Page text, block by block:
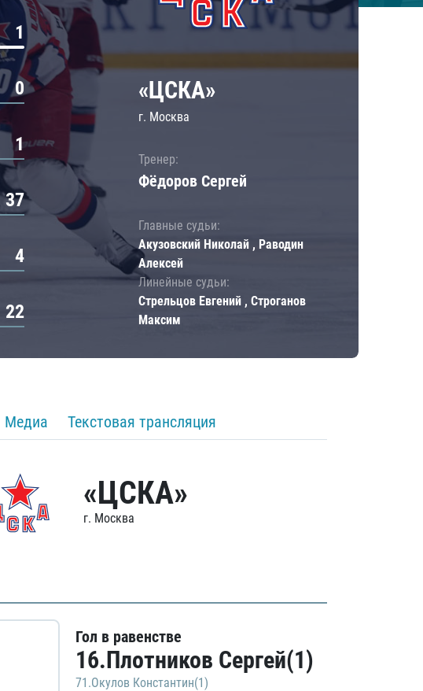
1
0
1
37
4
22
«ЦСКА»
г. Москва
Тренер:
Фёдоров Сергей
Главные судьи:
Акузовский Николай , Раводин
Алексей
Линейные судьи:
Стрельцов Евгений , Строганов
Максим
Медиа Текстовая трансляция
«ЦСКА»
г. Москва
Гол в равенстве
16.Плотников Сергей(1)
71.Окулов Константин(1)